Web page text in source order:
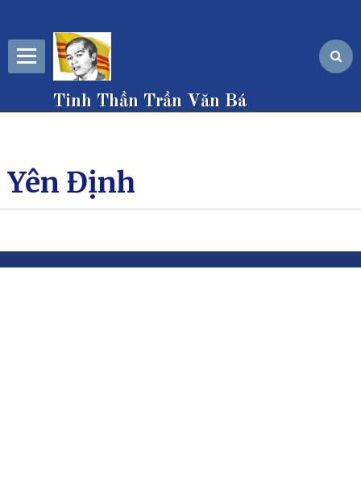
Tinh Thần Trần Văn Bá
Yên Định